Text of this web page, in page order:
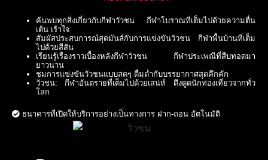
ค้นพบทุกสิ่งเกี่ยวกับกีฬาวัวชน กีฬาโบราณที่เต็มไปด้วยความตื่น
เต้น เร้าใจ
สัมผัสประสบการณ์สุดมันส์กับการแข่งขันวัวชน กีฬาพื้นบ้านที่เต็ม
ไปด้วยสีสัน
เรียนรู้เรื่องราวเบื้องหลังกีฬาวัวชน กีฬาประเพณีที่สืบทอดมา
ยาวนาน
ชมการแข่งขันวัวชนแบบสดๆ ดื่มด่ำกับบรรยากาศสุดคึกคัก
วัวชน: กีฬาอันตรายที่เต็มไปด้วยเสน่ห์ ดึงดูดนักท่องเที่ยวจากทั่ว
โลก
ธนาคารที่เปิดให้บริการอย่างเป็นทางการ ฝาก-ถอน อัตโนมัติ